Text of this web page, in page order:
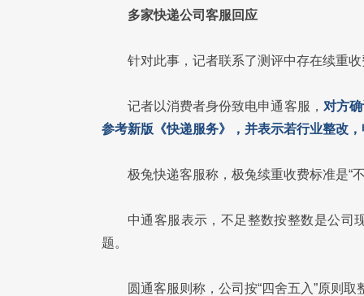
多家快递公司客服回应
针对此事，记者联系了测评中存在续重
记者以消费者身份致电申通客服， 对方
参考新版《快递服务》，并表示若行业整改
极兔快递客服称，极兔续重收费标准是“
中通客服表示，不足整数按整数是公司
题。
圆通客服则称，公司按“四舍五入”原则